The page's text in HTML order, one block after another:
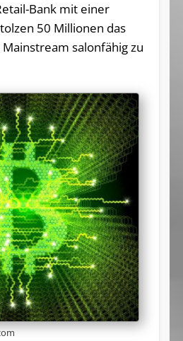
Bank mit einer
50 Millionen das
salonfähig zu